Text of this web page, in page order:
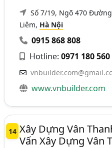
Số 7/19, Ngõ 470
Liêm, Hà Nội
0915 868 808
Hotline:0971 180 560
www.vnbuilder.com
14 Xây Dựng Vân
Vấn Xây Dựng Vân